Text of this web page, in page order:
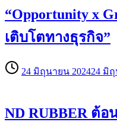
“Opportunity x
เติบโตทางธุรกิจ”
24 มิถุนายน 202424 มิ
ND RUBBER ต้